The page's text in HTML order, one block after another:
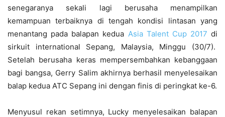
senegaranya sekali lagi berusaha menampilkan
kemampuan terbaiknya di tengah kondisi lintasan yang
menantang pada balapan kedua Asia Talent Cup 2017 di
sirkuit international Sepang, Malaysia, Minggu (30/7).
Setelah berusaha keras mempersembahkan kebanggaan
bagi bangsa, Gerry Salim akhirnya berhasil menyelesaikan
balap kedua ATC Sepang ini dengan finis di peringkat ke-6.
Menyusul rekan setimnya, Lucky menyelesaikan balapan